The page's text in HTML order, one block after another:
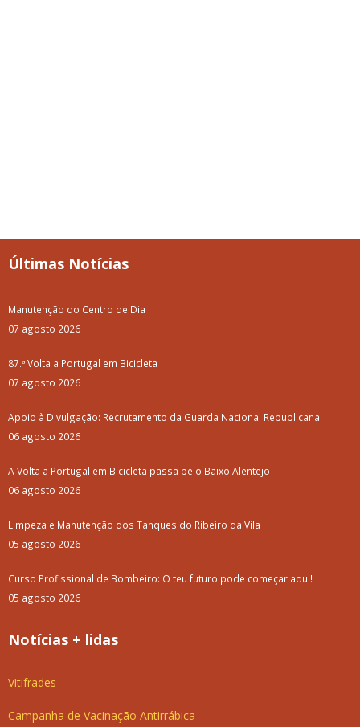
Últimas Notícias
Manutenção do Centro de Dia
07 agosto 2026
87.ª Volta a Portugal em Bicicleta
07 agosto 2026
Apoio à Divulgação: Recrutamento da Guarda Nacional Republicana
06 agosto 2026
A Volta a Portugal em Bicicleta passa pelo Baixo Alentejo
06 agosto 2026
Limpeza e Manutenção dos Tanques do Ribeiro da Vila
05 agosto 2026
Curso Profissional de Bombeiro: O teu futuro pode começar aqui!
05 agosto 2026
Notícias + lidas
Vitifrades
Campanha de Vacinação Antirrábica